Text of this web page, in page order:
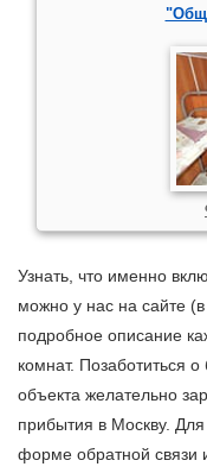
Узнать, что именно
можно у нас на сайте
подробное описание
комнат. Позаботиться
объекта желательно
прибытия в Москву.
форме обратной связи